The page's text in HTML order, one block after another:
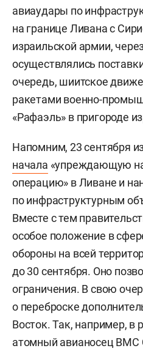
авиаудары по
на границе Ливана с
израильской армии,
осуществлялись
очередь, шиитское
ракетами военно-
«Рафаэль» в пригороде
Напомним, 23 сентября
начала «упреждающую
операцию» в Ливане и
по инфраструктурным
Вместе с тем
особое положение в
обороны на всей
до 30 сентября. Оно
ограничения. В свою
о переброске
Восток. Так, например, в
атомный авианосец ВМС